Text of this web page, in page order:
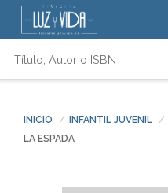
INICIO INFANTIL JUVENIL
LA ESPADA